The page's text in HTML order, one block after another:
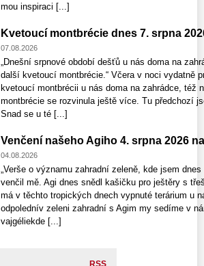
mou inspiraci [...]
Kvetoucí montbrécie dnes 7. srpna
07.08.2026
„Dnešní srpnové období dešťů u nás doma na
další kvetoucí montbrécie.“ Včera v noci vydatně
kvetoucí montbrécii u nás doma na zahrádce, též
montbrécie se rozvinula ještě více. Tu předchozí
Snad se u té [...]
Venčení našeho Agiho 4. srpna 2026
04.08.2026
„Verše o významu zahradní zeleně, kde jsem
venčil mě. Agi dnes snědl kašičku pro ještěry s
má v těchto tropických dnech vypnuté terárium u
odpolednív zeleni zahradní s Agim my sedíme v
vajgéliekde [...]
RSS